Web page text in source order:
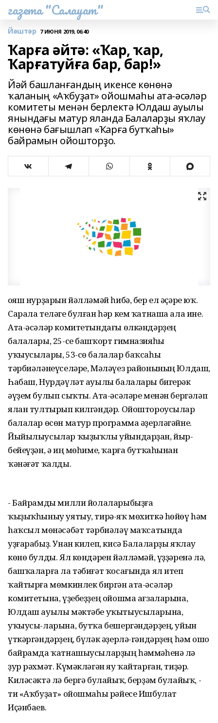
газета "Салауат"
Йәштәр 7 ИЮНЯ 2019, 06:40
Ҡарға әйтә: «Ҡар, ҡар,
Ҡарғатуйға бар, бар!»
Йәй башланғандың икенсе көнөнә
ҡаланың «Аҡбуҙат» ойошмаһы ата-әсәләр
комитеты менән берлектә Юлдаш ауылы
янындағы матур яланда Балаларҙы яҡлау
көнөнә бағышлап «Ҡарға бутҡаһы»
байрамын ойошторҙо.
Ҡояш нурҙарын йәлләмәй һибә, бер ел әҫәре юҡ.
Сарала теләге булған һәр кем ҡатнаша ала ине.
Ата-әсәләр комитетындағы өлкәндәрҙең
балалары, 25-се башҡорт гимназияһы
уҡыусылары, 53-сө балалар баҡсаһы
тәрбиәләнеүселәре, Мәләүез районының Юлдаш,
Һабаш, Нурдәүләт ауылы балалары бигерәк
әүҙем булып сыҡты. Ата-әсәләре менән бергәләп
ялан тултырып килгәндәр. Ойоштороусылар
балалар өсөн матур программа әҙерләгәйне.
Йыйылыусылар ҡыҙыҡлы уйындарҙан, йыр-
бейеүҙән, ә иң мөһиме, ҡарға бутҡаһынан
ҡәнәғәт ҡалды.
- Байрамды милли йолаларыбыҙға
ҡыҙыҡһыныу уятыу, тирə-яҡ мөхиткə hөйөү həм
hаҡсыл мөнəсəбəт тəрбиəлəү маҡсатында
уҙғарабыҙ. Унан килеп, кисә Балаларҙы яҡлау
көнө булды. Ял көндәрен йәлләмәй, үҙҙәренә лә,
башҡаларға ла тәбиғәт ҡосағында ял итеп
ҡайтырға мөмкинлек биргән ата-әсәләр
комитетына, үҙебеҙҙең ойошма ағзаларына,
Юлдаш ауылы мәктәбе уҡытыусыларына,
уҡыусы-ларына, бутҡа бешергәндәрҙең, уйын
үткәргәндәрҙең, бүләк әҙерлә-гәндәрҙең һәм ошо
байрамда ҡатнашыусыларҙың һәммәһенә лә
ҙур рәхмәт. Күмәкләгән яу ҡайтарған, тиҙәр.
Киләсәктә лә бергә булайыҡ, берҙәм булайыҡ, -
ти «Аҡбуҙат» ойошмаһы рәйесе Ишбулат
Иҫәнбаев.